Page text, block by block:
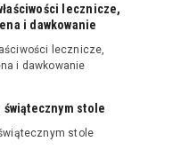
lecznicze,
i dawkowanie
lecznicze,
i dawkowanie
świątecznym stole
stole